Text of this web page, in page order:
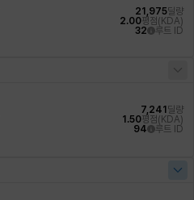
21,975딜량
2.00평점(KDA)
32
루트 ID
7,241 딜량
1.50평점(KDA)
94
루트 ID